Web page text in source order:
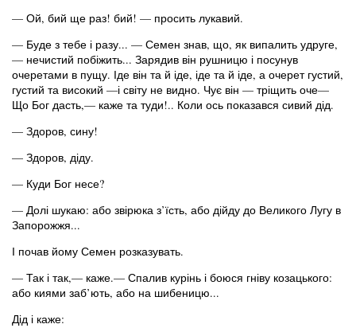
— Ой, бий ще раз! бий! — просить лукавий.
— Буде з тебе і разу... — Семен знав, що, як випалить удруге,
— нечистий побіжить... Зарядив він рушницю і посунув
очеретами в пущу. Іде він та й іде, іде та й іде, а очерет густий,
густий та високий —і світу не видно. Чує він — тріщить оче—
Що Бог дасть,— каже та туди!.. Коли ось показався сивий дід.
— Здоров, сину!
— Здоров, діду.
— Куди Бог несе?
— Долі шукаю: або звірюка з’їсть, або дійду до Великого Лугу в
Запорожжя...
І почав йому Семен розказувать.
— Так і так,— каже.— Спалив курінь і боюся гніву козацького:
або киями заб’ють, або на шибеницю...
Дід і каже: